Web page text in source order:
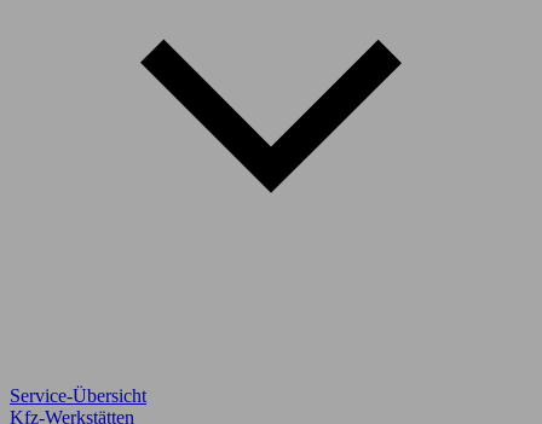
Service-Übersicht
Kfz-Werkstätten